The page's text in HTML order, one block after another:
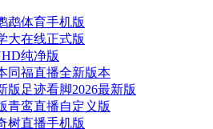
鹉体育手机版
大在线正式版
纯净版
同福直播全新版本
足迹看脚2026最新版
青鸾直播自定义版
树直播手机版